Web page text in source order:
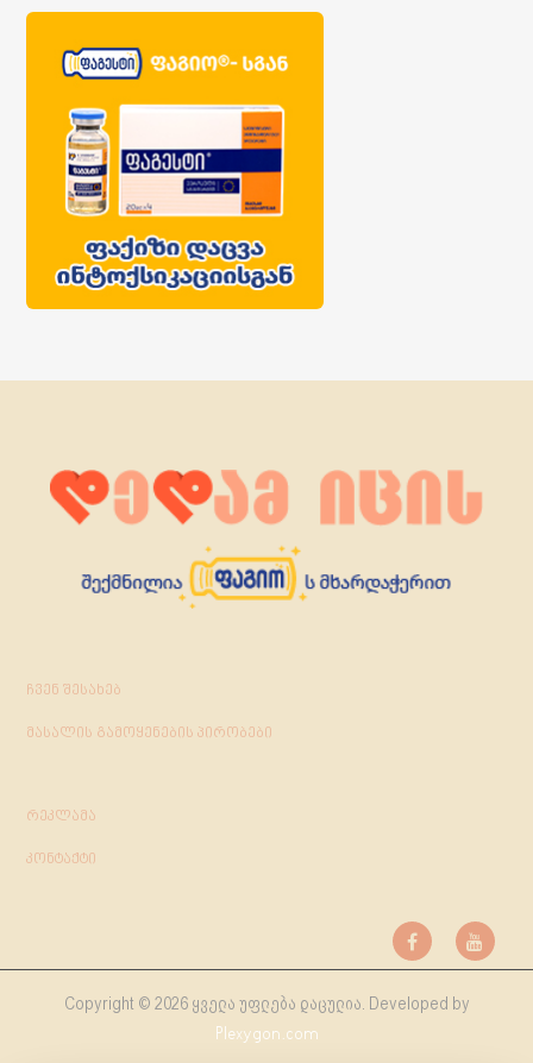
ჩვენ შესახებ
მასალის გამოყენების პირობები
რეკლამა
კონტაქტი
Copyright © 2026 ყველა უფლება დაცულია. Developed by
Plexygon.com